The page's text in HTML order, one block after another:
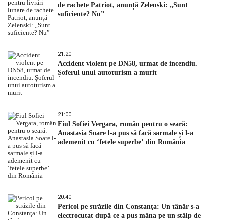
de rachete Patriot, anunță Zelenski: „Sunt
suficiente? Nu”
21:20
Accident violent pe DN58, urmat de incendiu.
Șoferul unui autoturism a murit
21:00
Fiul Sofiei Vergara, român pentru o seară:
Anastasia Soare l-a pus să facă sarmale și l-a
ademenit cu ‘fetele superbe’ din România
20:40
Pericol pe străzile din Constanţa: Un tânăr s-a
electrocutat după ce a pus mâna pe un stâlp de